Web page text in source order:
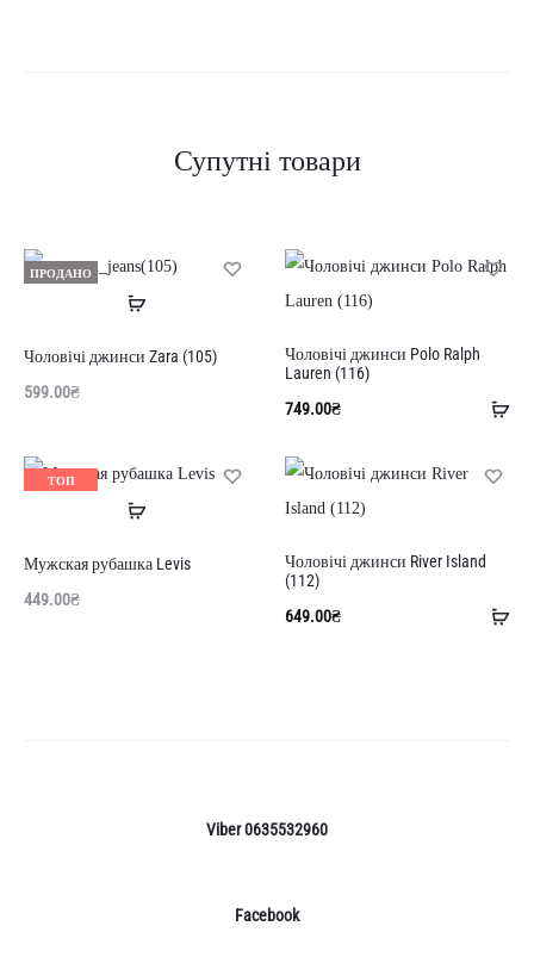
Супутні товари
ПРОДАНО
Читати
Чоловічі джинси Zara (105)
599.00₴
Чоловічі джинси Polo Ralph
Lauren (116)
749.00₴
ТОП
Читати
Мужская рубашка Levis
449.00₴
Чоловічі джинси River Island
(112)
649.00₴
Viber 0635532960
Facebook